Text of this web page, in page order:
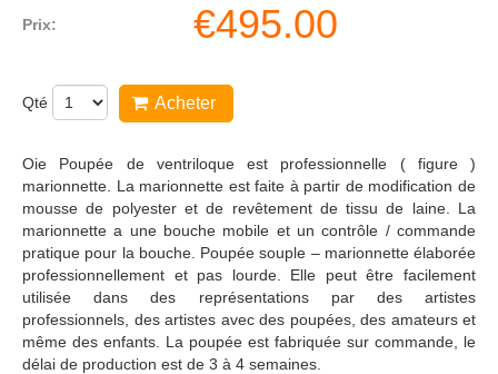
Prix: €495.00
Qté Acheter
Oie Poupée de ventriloque est professionnelle ( figure )
marionnette. La marionnette est faite à partir de modification de
mousse de polyester et de revêtement de tissu de laine. La
marionnette a une bouche mobile et un contrôle / commande
pratique pour la bouche. Poupée souple – marionnette élaborée
professionnellement et pas lourde. Elle peut être facilement
utilisée dans des représentations par des artistes
professionnels, des artistes avec des poupées, des amateurs et
même des enfants. La poupée est fabriquée sur commande, le
délai de production est de 3 à 4 semaines.